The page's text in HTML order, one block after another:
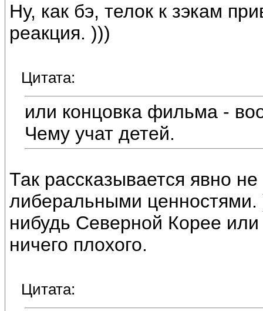
Ну, как бэ, телок к зэкам
реакция. )))
Цитата:
или концовка фильма -
Чему учат детей.
Так рассказывается явно
либеральными ценностями.
нибудь Северной Корее
ничего плохого.
Цитата: